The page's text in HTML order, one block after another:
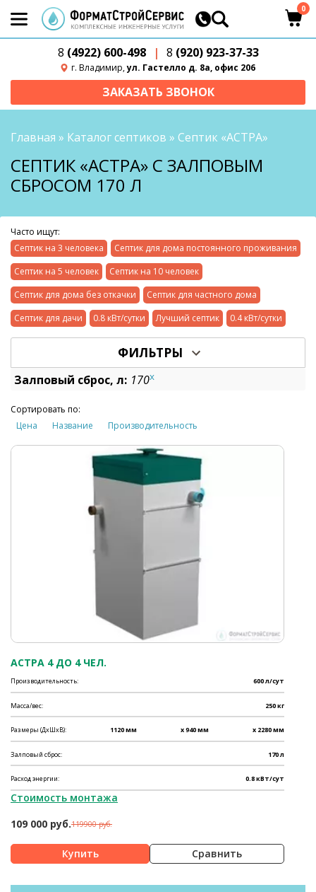
8 (4922) 600-498 | 8 (920) 923-37-33
г. Владимир,ул. Гастелло д. 8а, офис 206
0
ЗАКАЗАТЬ ЗВОНОК
Главная » Каталог септиков » Септик «АСТРА»
СЕПТИК «АСТРА» С ЗАЛПОВЫМ
СБРОСОМ 170 Л
Часто ищут:
Септик на 3 человека
Септик для дома постоянного проживания
Септик на 5 человек
Септик на 10 человек
Септик для дома без откачки
Септик для частного дома
Септик для дачи
0.8 кВт/сутки Лучший септик 0.4 кВт/сутки
ФИЛЬТРЫ
Залповый сброс, л: 170x
Сортировать по:
Цена
Название Производительность
АСТРА 4 ДО 4 ЧЕЛ.
Производительность: 600 л/сут
Масса/вес: 250 кг
Размеры (ДхШхВ): 1120 мм x 940 мм x 2280 мм
Залповый сброс: 170 л
Расход энергии: 0.8 кВт/сут
Стоимость монтажа
109 000 руб.119900 руб.
Сравнить